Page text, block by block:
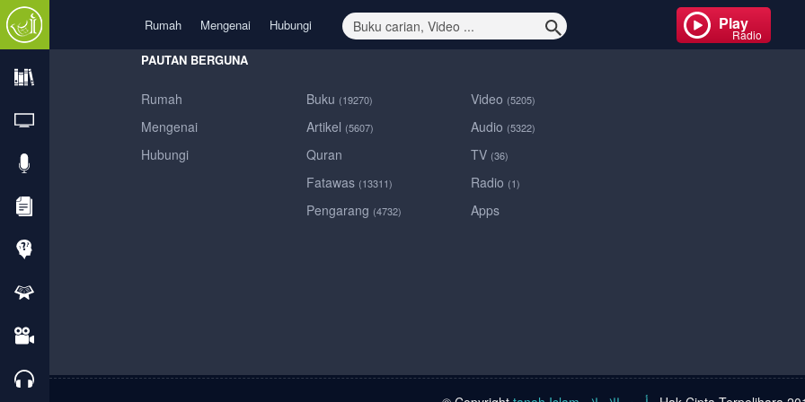
Rumah
Hubungi
TV
Rumah Mengenai Hubungi Play
Radio
PAUTAN BERGUNA
Rumah
Mengenai
Hubungi
Buku (19270)
Artikel (5607)
Quran
Fatawas (13311)
Pengarang (4732)
Video (5205)
Audio (5322)
TV (36)
Radio (1)
Apps